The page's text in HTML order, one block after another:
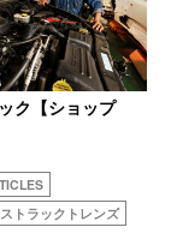
ク【ショップ
トラックトレンズ